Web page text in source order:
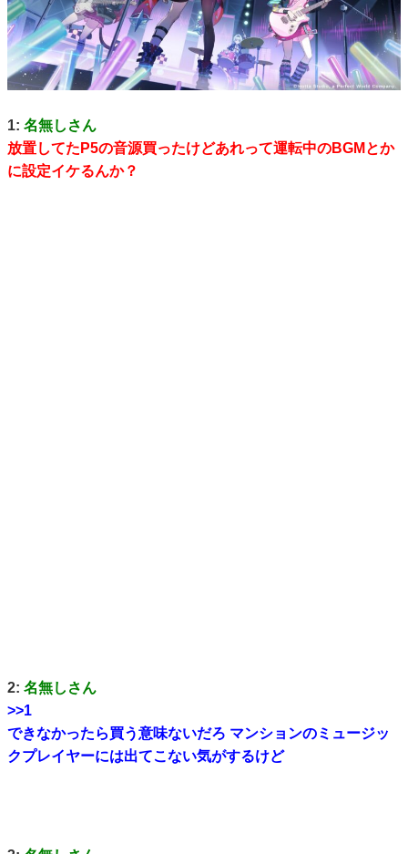
1: 名無しさん
放置してたP5の音源買ったけどあれって運転中のBGMとか
に設定イケるんか？
2: 名無しさん
>>1
できなかったら買う意味ないだろ マンションのミュージッ
クプレイヤーには出てこない気がするけど